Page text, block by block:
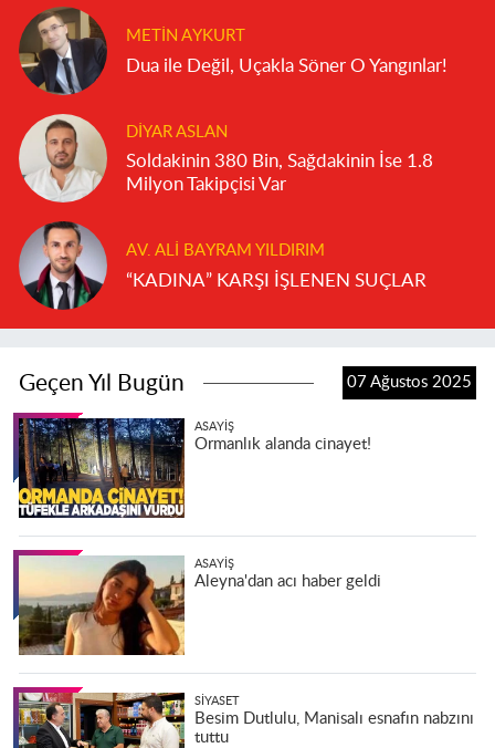
METIN AYKURT
Dua ile Değil, Uçakla Söner O Yangınlar!
DIYAR ASLAN
Soldakinin 380 Bin, Sağdakinin İse 1.8
Milyon Takipçisi Var
AV. ALI BAYRAM YILDIRIM
“KADINA” KARŞI İŞLENEN SUÇLAR
Geçen Yıl Bugün 07 Ağustos 2025
ASAYIŞ
Ormanlık alanda cinayet!
ASAYIŞ
Aleyna'dan acı haber geldi
SIYASET
Besim Dutlulu, Manisalı esnafın nabzını
tuttu